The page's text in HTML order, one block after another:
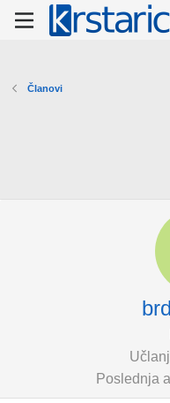
Članovi
Poslednja